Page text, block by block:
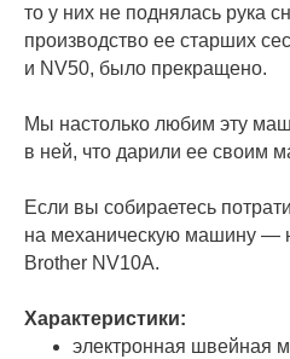
то у них не поднялась рука
производство ее старших
и NV50, было прекращено.
Мы настолько любим эту
в ней, что дарили ее своим
Если вы собираетесь
на механическую машину —
Brother NV10A.
Характеристики:
электронная швейная